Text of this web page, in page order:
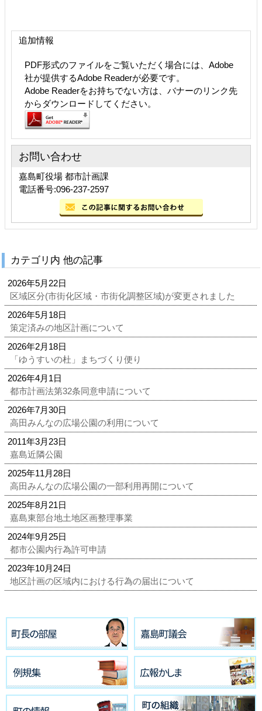
追加情報
PDF形式のファイルをご覧いただく場合には、Adobe
社が提供するAdobe Readerが必要です。
Adobe Readerをお持ちでない方は、バナーのリンク先
からダウンロードしてください。
お問い合わせ
嘉島町役場 都市計画課
電話番号:096-237-2597
カテゴリ内 他の記事
2026年5月22日
区域区分(市街化区域・市街化調整区域)が変更されました
2026年5月18日
策定済みの地区計画について
2026年2月18日
「ゆうすいの杜」まちづくり便り
2026年4月1日
都市計画法第32条同意申請について
2026年7月30日
高田みんなの広場公園の利用について
2011年3月23日
嘉島近隣公園
2025年11月28日
高田みんなの広場公園の一部利用再開について
2025年8月21日
嘉島東部台地土地区画整理事業
2024年9月25日
都市公園内行為許可申請
2023年10月24日
地区計画の区域内における行為の届出について